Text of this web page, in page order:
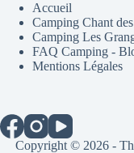
Accueil
Camping Chant
Camping Les
FAQ Camping -
Mentions Légales
Copyright © 2026 -